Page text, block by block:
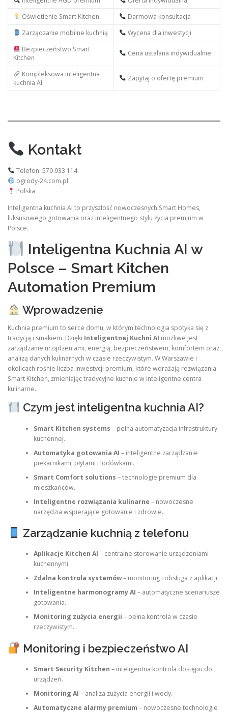
Oświetlenie Smart Kitchen
Darmowa konsultacja
Zarządzanie mobilne kuchnią
Wycena dla inwestycji
Bezpieczeństwo Smart
Kitchen
Cena ustalana indywidualnie
Kompleksowa inteligentna
kuchnia AI
Zapytaj o ofertę premium
Kontakt
Telefon: 570 933 114
ogrody-24.com.pl
Polska
Inteligentna kuchnia AI to przyszłość nowoczesnych Smart Homes,
luksusowego gotowania oraz inteligentnego stylu życia premium w
Polsce.
Inteligentna Kuchnia AI w
Polsce – Smart Kitchen
Automation Premium
Wprowadzenie
Kuchnia premium to serce domu, w którym technologia spotyka się z
tradycją i smakiem. Dzięki Inteligentnej Kuchni AI możliwe jest
zarządzanie urządzeniami, energią, bezpieczeństwem, komfortem oraz
analizą danych kulinarnych w czasie rzeczywistym. W Warszawie i
okolicach rośnie liczba inwestycji premium, które wdrażają rozwiązania
Smart Kitchen, zmieniając tradycyjne kuchnie w inteligentne centra
kulinarne.
Czym jest inteligentna kuchnia AI?
Smart Kitchen systems – pełna automatyzacja infrastruktury
kuchennej.
Automatyka gotowania AI – inteligentne zarządzanie
piekarnikami, płytami i lodówkami.
Smart Comfort solutions – technologie premium dla
mieszkańców.
Inteligentne rozwiązania kulinarne – nowoczesne
narzędzia wspierające gotowanie i zdrowie.
Zarządzanie kuchnią z telefonu
Aplikacje Kitchen AI – centralne sterowanie urządzeniami
kuchennymi.
Zdalna kontrola systemów– monitoring i obsługa z aplikacji.
Inteligentne harmonogramy AI – automatyczne scenariusze
gotowania.
Monitoring zużycia energii – pełna kontrola w czasie
rzeczywistym.
Monitoring i bezpieczeństwo AI
Smart Security Kitchen – inteligentna kontrola dostępu do
urządzeń.
Monitoring AI – analiza zużycia energii i wody.
Automatyczne alarmy premium – nowoczesne technologie